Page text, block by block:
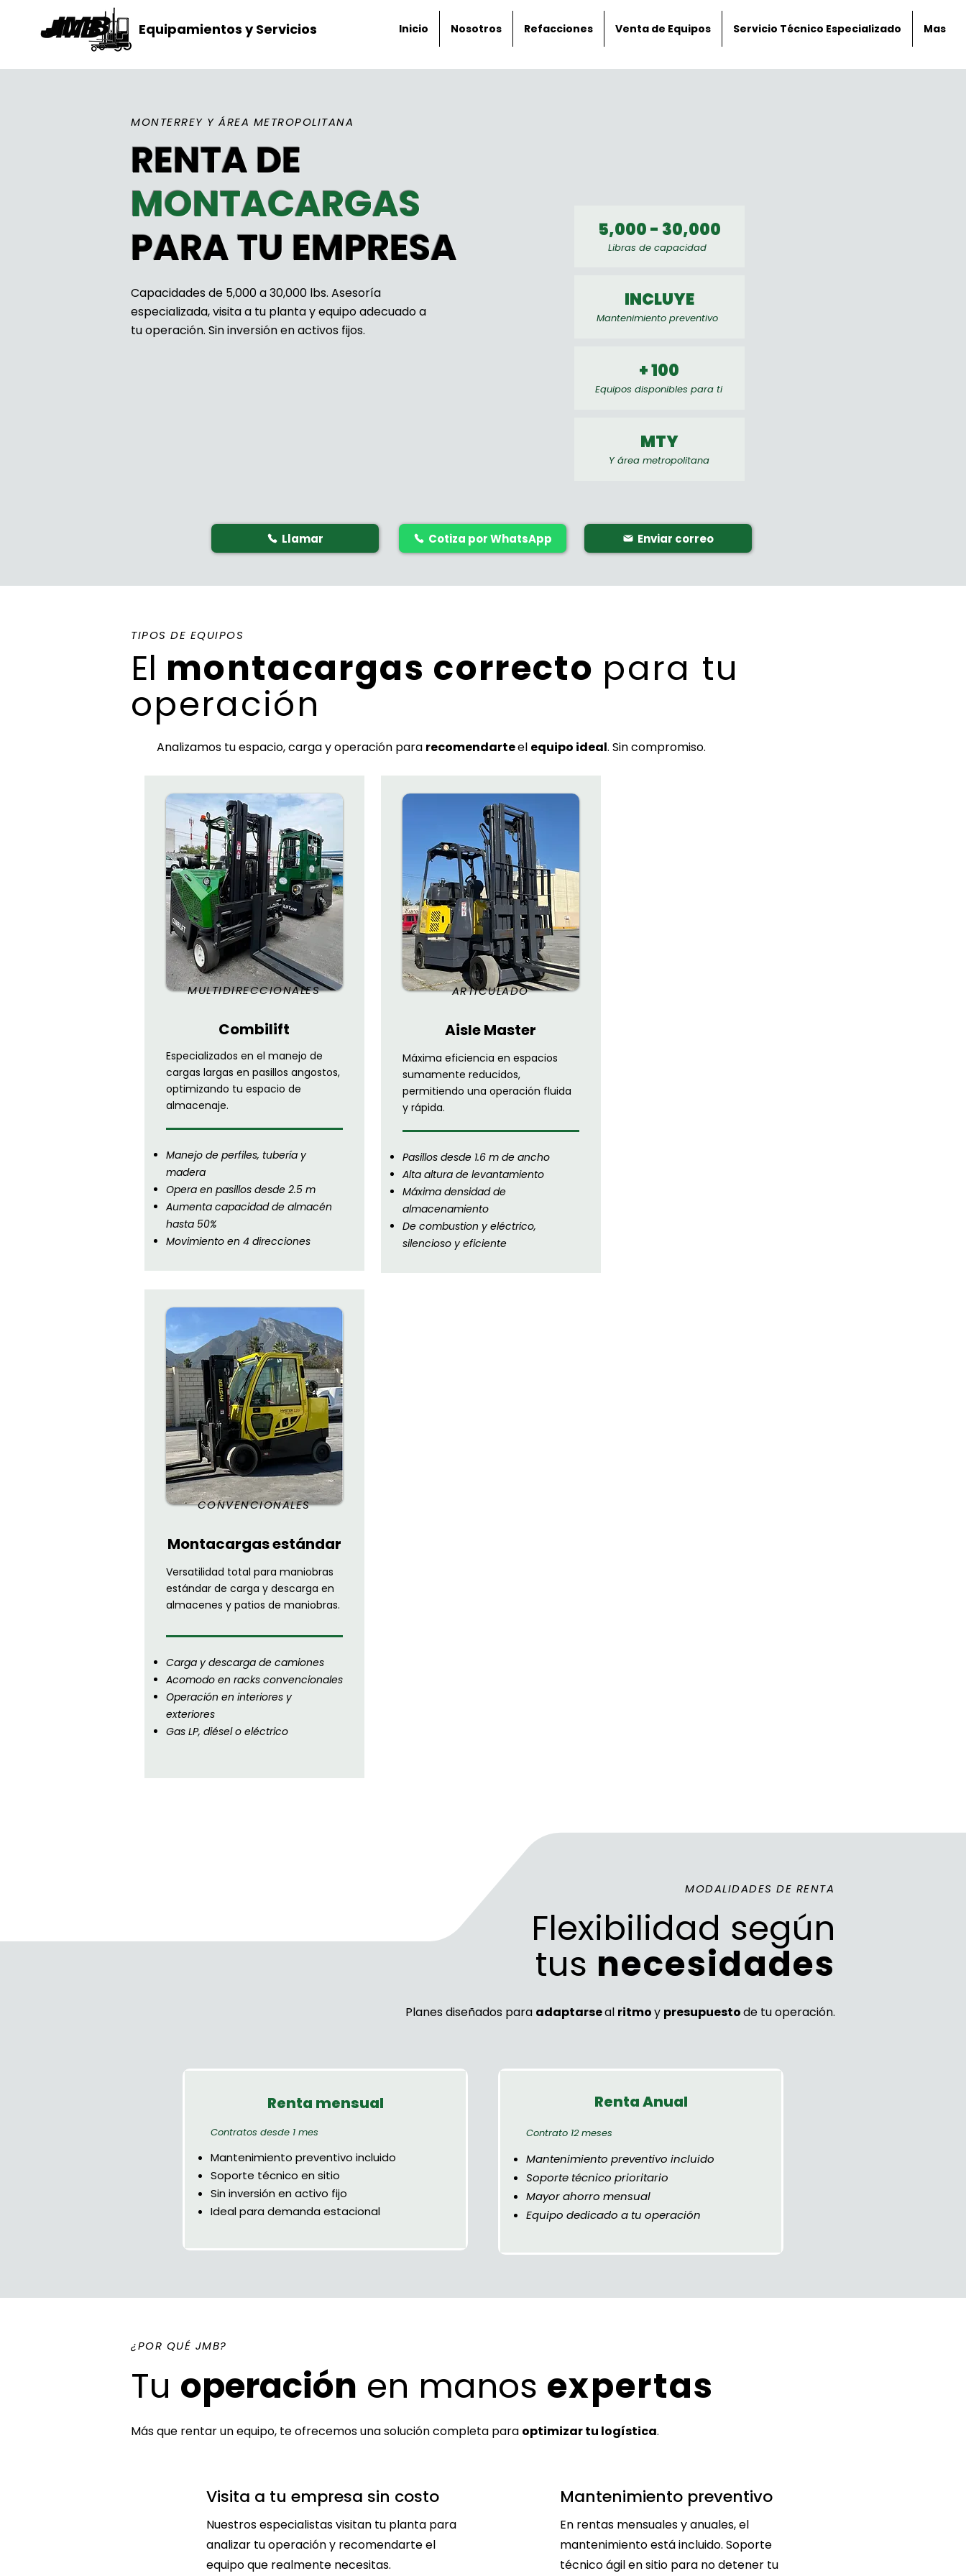
Equipamientos y Servicios Inicio Nosotros Refacciones Venta de Equipos Servicio Técnico Especializado Mas
MONTERREY Y ÁREA METROPOLITANA
RENTA DE
MONTACARGAS
PARA TU EMPRESA
Capacidades de 5,000 a 30,000 lbs. Asesoría
especializada, visita a tu planta y equipo adecuado a
tu operación. Sin inversión en activos fijos.
5,000 - 30,000
Libras de capacidad
INCLUYE
Mantenimiento preventivo
+ 100
Equipos disponibles para ti
MTY
Y área metropolitana
Llamar Cotiza por WhatsApp Enviar correo
TIPOS DE EQUIPOS
El montacargas correcto para tu
operación
Analizamos tu espacio, carga y operación para recomendarteel equipo ideal. Sin compromiso.
MULTIDIRECCIONALES
Combilift
Especializados en el manejo de
cargas largas en pasillos angostos,
optimizando tu espacio de
almacenaje.
Manejo de perfiles, tubería y
madera
Opera en pasillos desde 2.5 m
Aumenta capacidad de almacén
hasta 50%
Movimiento en 4 direcciones
ARTICULADO
Aisle Master
Máxima eficiencia en espacios
sumamente reducidos,
permitiendo una operación fluida
y rápida.
Pasillos desde 1.6 m de ancho
Alta altura de levantamiento
Máxima densidad de
almacenamiento
De combustion y eléctrico,
silencioso y eficiente
CONVENCIONALES
Montacargas estándar
Versatilidad total para maniobras
estándar de carga y descarga en
almacenes y patios de maniobras.
Carga y descarga de camiones
Acomodo en racks convencionales
Operación en interiores y
exteriores
Gas LP, diésel o eléctrico
MODALIDADES DE RENTA
Flexibilidad según
tus necesidades
Planes diseñados para adaptarseal ritmoy presupuestode tu operación.
Renta mensual
Contratos desde 1 mes
Mantenimiento preventivo incluido
Soporte técnico en sitio
Sin inversión en activo fijo
Ideal para demanda estacional
Renta Anual
Contrato 12 meses
Mantenimiento preventivo incluido
Soporte técnico prioritario
Mayor ahorro mensual
Equipo dedicado a tu operación
¿POR QUÉ JMB?
Tu operación en manos expertas
Más que rentar un equipo, te ofrecemos una solución completa para optimizar tu logística.
Visita a tu empresa sin costo
Nuestros especialistas visitan tu planta para
analizar tu operación y recomendarte el
equipo que realmente necesitas.
Mantenimiento preventivo
En rentas mensuales y anuales, el
mantenimiento está incluido. Soporte
técnico ágil en sitio para no detener tu